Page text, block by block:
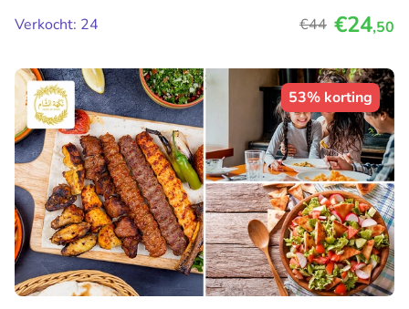
Verkocht: 24
€44 €24,50
53% korting